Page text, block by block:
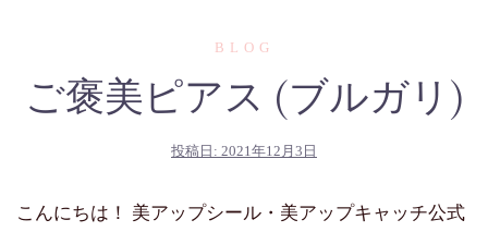
BLOG
ご褒美ピアス (ブルガリ)
投稿日: 2021年12月3日
こんにちは！ 美アップシール・美アップキャッチ公式